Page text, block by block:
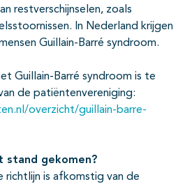
restverschijnselen, zoals
In Nederland krijgen
Guillain-Barré syndroom.
Guillain-Barré syndroom is te
de patiëntenvereniging:
overzicht/guillain-barre-
stand gekomen?
is afkomstig van de